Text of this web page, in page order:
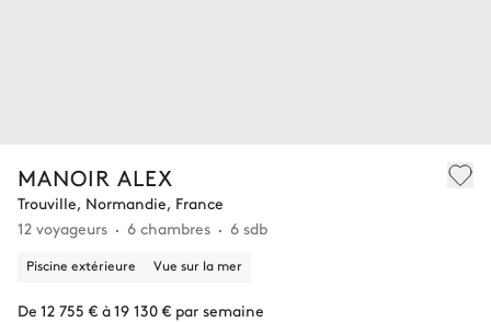
MANOIR ALEX
Trouville, Normandie, France
12 voyageurs
6 chambres 6 sdb
Piscine extérieure Vue sur la mer
De 12 755 € à 19 130 € par semaine